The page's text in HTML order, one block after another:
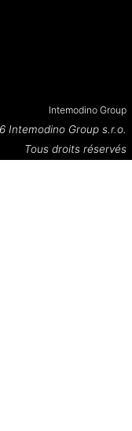
Intemodino Group
Intemodino Group s.r.o.
Tous droits réservés